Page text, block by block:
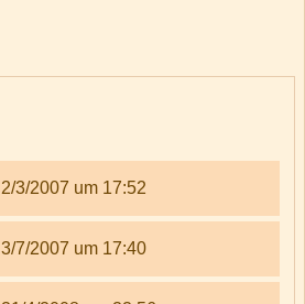
2/3/2007 um 17:52
3/7/2007 um 17:40